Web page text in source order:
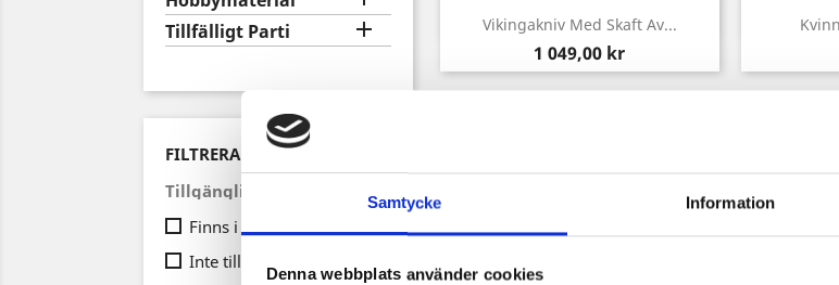
Samtycke Information
Denna webbplats använder cookies
Tillfälligt Parti 
FILTRERA PÅ
Tillgänglighet
Finns i lager först(4)
Inte tillgänglig
Vikingakniv Med Skaft Av...
Pris
1 049,00 kr
Snabbvy